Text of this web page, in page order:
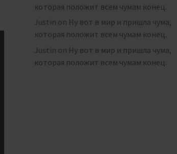
которая положит всем чумам конец.
Justin on Ну вот в мир и пришла чума,
которая положит всем чумам конец.
Justin on Ну вот в мир и пришла чума,
которая положит всем чумам конец.